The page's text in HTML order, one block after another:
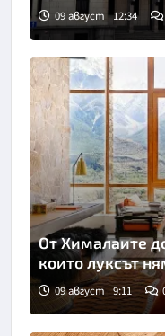
09 август | 12:34
От Хималаите
които луксът
09 август | 9:11